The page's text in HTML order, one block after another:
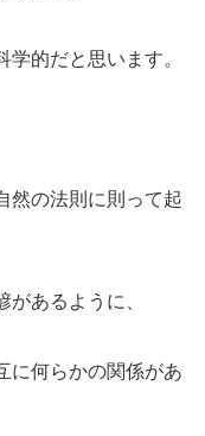
的だと思います。
然の法則に則って起
があるように、
に何らかの関係があ